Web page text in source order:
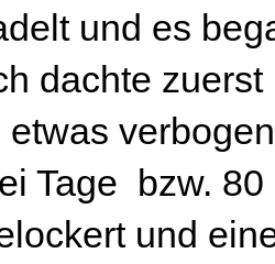
und es
dachte
Tage bzw.
und